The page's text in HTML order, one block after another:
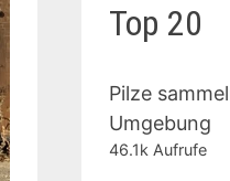
Top 20
Pilze
Umgebung
46.1k Aufrufe